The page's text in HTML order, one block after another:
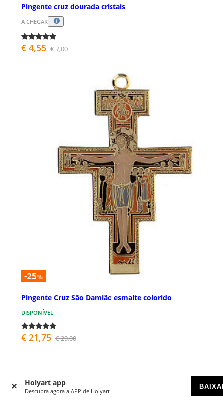
Holyart app
Descubra agora a APP de Holyart
Pingente cruz dourada cristais
A CHEGAR
€ 4,55 € 7,00
-25%
Pingente Cruz São Damião esmalte colorido
DISPONÍVEL
€ 21,75 € 29,00